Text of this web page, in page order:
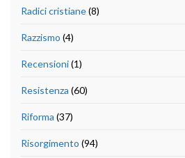
Radici cristiane(8)
Razzismo (4)
Recensioni(1)
Resistenza (60)
Riforma (37)
Risorgimento (94)